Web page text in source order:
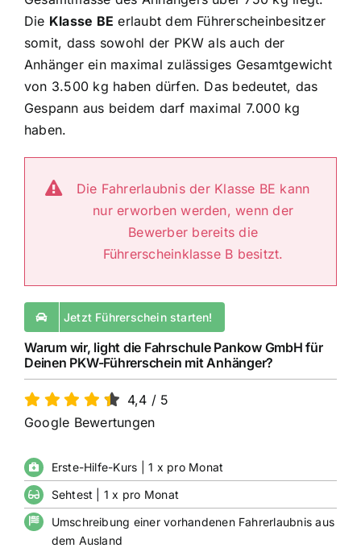
Die Klasse BE erlaubt dem Führerscheinbesitzer
somit, dass sowohl der PKW als auch der
Anhänger ein maximal zulässiges Gesamtgewicht
von 3.500 kg haben dürfen. Das bedeutet, das
Gespann aus beidem darf maximal 7.000 kg
haben.
Die Fahrerlaubnis der Klasse BE kann
nur erworben werden, wenn der
Bewerber bereits die
Führerscheinklasse B besitzt.
Jetzt Führerschein starten!
Warum wir, light die Fahrschule Pankow GmbH für
Deinen PKW-Führerschein mit Anhänger?
4,4 / 5
Google Bewertungen
Erste-Hilfe-Kurs | 1 x pro Monat
Sehtest | 1 x pro Monat
Umschreibung einer vorhandenen Fahrerlaubnis aus
dem Ausland